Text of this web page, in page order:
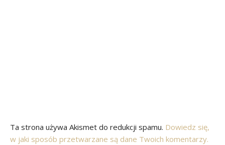
Ta strona używa Akismet do redukcji spamu. Dowiedz się,
w jaki sposób przetwarzane są dane Twoich komentarzy.